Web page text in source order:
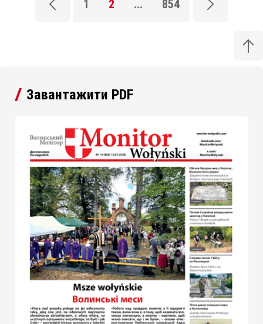
1 2 ... 854
Завантажити PDF